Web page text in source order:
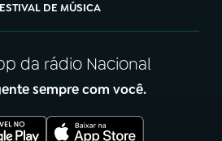
DE MÚSICA
da rádio Nacional
sempre com você.